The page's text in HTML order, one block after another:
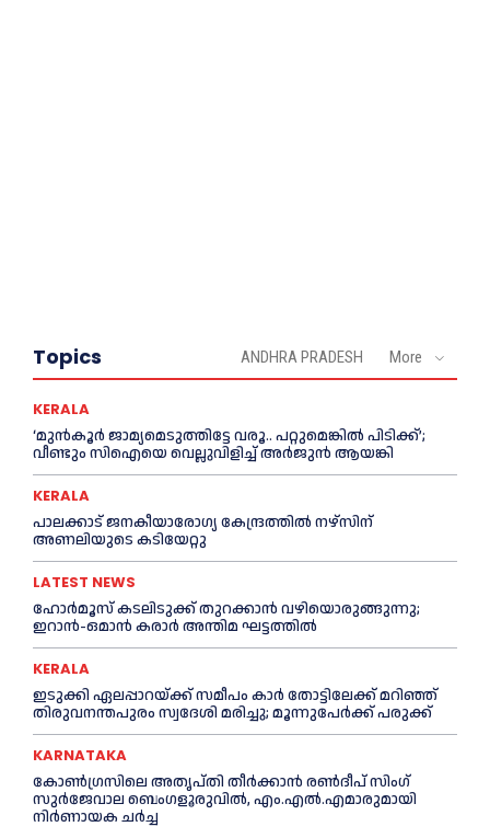
Topics ANDHRA PRADESH More
KERALA
‘മുൻ‌കൂര്‍ ജാമ്യമെടുത്തിട്ടേ വരൂ.. പറ്റുമെങ്കില്‍ പിടിക്ക്’;
വീണ്ടും സിഐയെ വെല്ലുവിളിച്ച്‌ അര്‍ജുന്‍ ആയങ്കി
KERALA
പാലക്കാട് ജനകീയാരോഗ്യ കേന്ദ്രത്തില്‍ നഴ്‌സിന്
അണലിയുടെ കടിയേറ്റു
LATEST NEWS
ഹോർമൂസ് കടലിടുക്ക് തുറക്കാൻ വഴിയൊരുങ്ങുന്നു;
ഇറാൻ-ഒമാൻ കരാർ അന്തിമ ഘട്ടത്തിൽ
KERALA
ഇടുക്കി ഏലപ്പാറയ്ക്ക് സമീപം കാര്‍ തോട്ടിലേക്ക് മറിഞ്ഞ്
തിരുവനന്തപുരം സ്വദേശി മരിച്ചു; മൂന്നുപേര്‍ക്ക് പരുക്ക്
KARNATAKA
കോൺഗ്രസിലെ അതൃപ്തി തീർക്കാൻ രൺദീപ് സിംഗ്
സുര്‍ജേവാല ബെംഗളൂരുവിൽ, എം.എൽ.എമാരുമായി
നിർണായക ചർച്ച